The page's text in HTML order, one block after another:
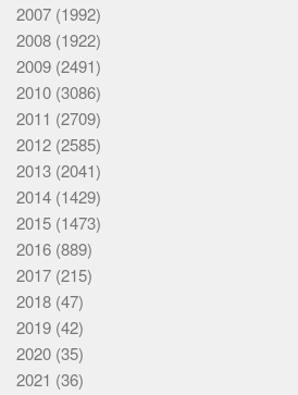
2007 (1992)
2008 (1922)
2009 (2491)
2010 (3086)
2011 (2709)
2012 (2585)
2013 (2041)
2014 (1429)
2015 (1473)
2016 (889)
2017 (215)
2018 (47)
2019 (42)
2020 (35)
2021 (36)